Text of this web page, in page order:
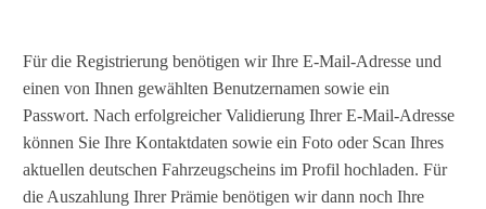
Für die Registrierung benötigen wir Ihre E-Mail-Adresse und
einen von Ihnen gewählten Benutzernamen sowie ein
Passwort. Nach erfolgreicher Validierung Ihrer E-Mail-Adresse
können Sie Ihre Kontaktdaten sowie ein Foto oder Scan Ihres
aktuellen deutschen Fahrzeugscheins im Profil hochladen. Für
die Auszahlung Ihrer Prämie benötigen wir dann noch Ihre